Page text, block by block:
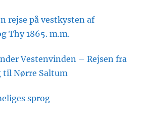
rejse på vestkysten af
Thy 1865. m.m.
Vestenvinden – Rejsen fra
til Nørre Saltum
sprog